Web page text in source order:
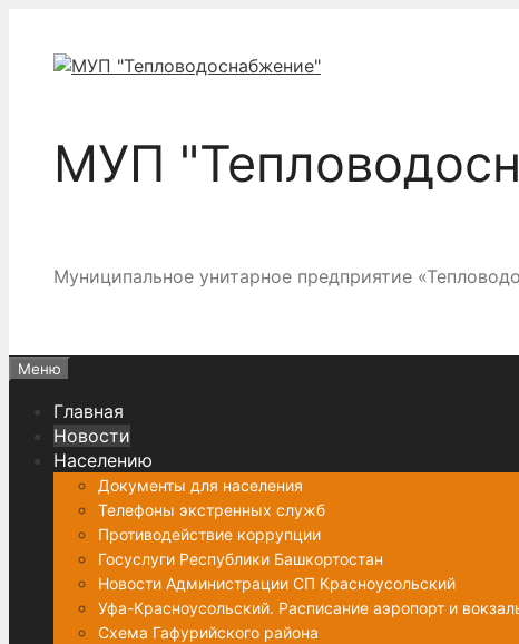
содержимому
МУП
Муниципальное унитарное предприятие
Меню
Главная
Новости
Населению
Документы для населения
Телефоны экстренных служб
Противодействие коррупции
Госуслуги Республики Башкортостан
Новости Администрации СП Красноусольский
Уфа-Красноусольский. Расписание аэропорт и
Схема Гафурийского района